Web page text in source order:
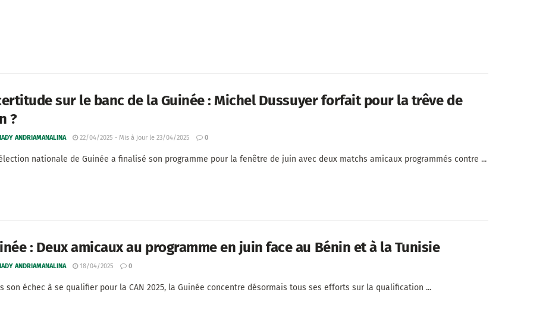
sur le banc de la Guinée : Michel Dussuyer forfait pour la trêve de
?
ANDRIAMANALINA 22/04/2025 - Mis à jour le 23/04/2025 0
nationale de Guinée a finalisé son programme pour la fenêtre de juin avec deux matchs amicaux programmés contre ...
: Deux amicaux au programme en juin face au Bénin et à la Tunisie
ANDRIAMANALINA 18/04/2025 0
son échec à se qualifier pour la CAN 2025, la Guinée concentre désormais tous ses efforts sur la qualification ...